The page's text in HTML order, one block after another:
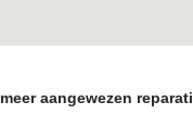
meer aangewezen